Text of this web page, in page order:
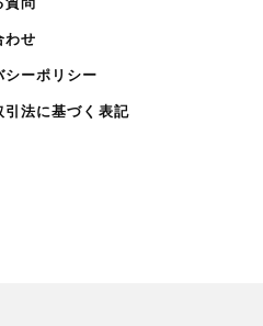
わせ
シーポリシー
引法に基づく表記